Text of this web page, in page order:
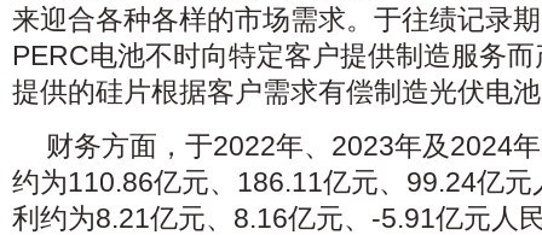
来迎合各种各样的市场需求。于往绩记录
PERC电池不时向特定客户提供制造服务
提供的硅片根据客户需求有偿制造光伏电
财务方面，于2022年、2023年及2024
约为110.86亿元、186.11亿元、99.24亿
利约为8.21亿元、8.16亿元、-5.91亿元人